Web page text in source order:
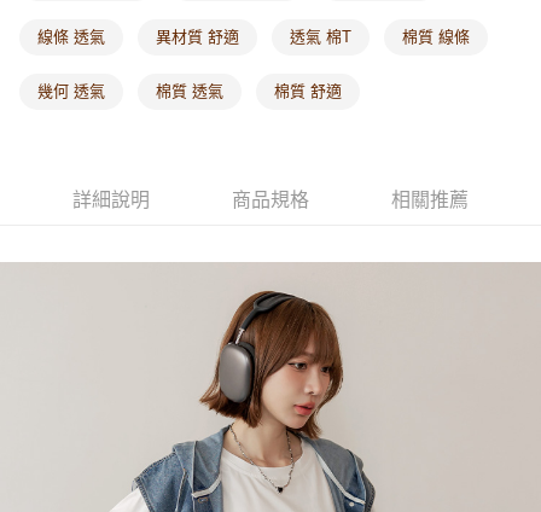
海外配送-其他亞洲地區 查看運費
線條 透氣 異材質 舒適 透氣 棉T 棉質 線條
幾何 透氣 棉質 透氣 棉質 舒適
詳細說明 商品規格 相關推薦